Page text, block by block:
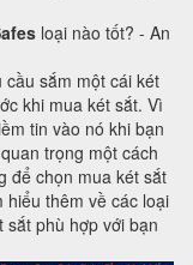
loại nào tốt? - An
sắm một cái két
khi mua két sắt. Vì
tin vào nó khi bạn
trọng một cách
để chọn mua két sắt
thêm về các loại
sắt phù hợp với bạn